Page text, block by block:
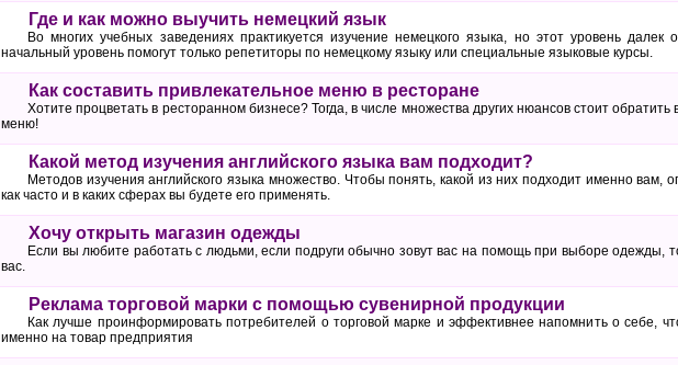
Где и как можно выучить немецкий язык
Во многих учебных заведениях практикуется изучение немецкого языка, но этот уровень далек
начальный уровень помогут только репетиторы по немецкому языку или специальные языковые курсы.
Как составить привлекательное меню в ресторане
Хотите процветать в ресторанном бизнесе? Тогда, в числе множества других нюансов стоит
меню!
Какой метод изучения английского языка вам подходит?
Методов изучения английского языка множество. Чтобы понять, какой из них подходит именно вам,
как часто и в каких сферах вы будете его применять.
Хочу открыть магазин одежды
Если вы любите работать с людьми, если подруги обычно зовут вас на помощь при выборе одежды,
вас.
Реклама торговой марки с помощью сувенирной продукции
Как лучше проинформировать потребителей о торговой марке и эффективнее напомнить о себе,
именно на товар предприятия